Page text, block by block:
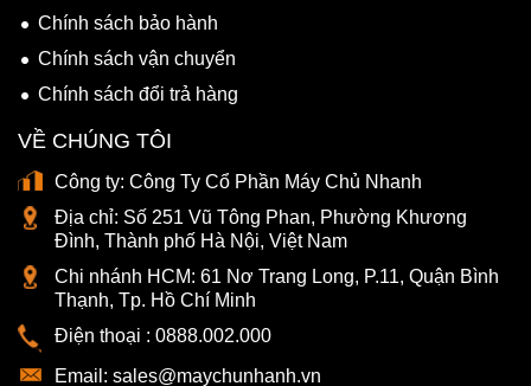
Chính sách bảo hành
Chính sách vận chuyển
Chính sách đổi trả hàng
VỀ CHÚNG TÔI
Công ty: Công Ty Cổ Phần Máy Chủ Nhanh
Địa chỉ: Số 251 Vũ Tông Phan, Phường Khương
Đình, Thành phố Hà Nội, Việt Nam
Chi nhánh HCM: 61 Nơ Trang Long, P.11, Quận Bình
Thạnh, Tp. Hồ Chí Minh
Điện thoại : 0888.002.000
Email: sales@maychunhanh.vn